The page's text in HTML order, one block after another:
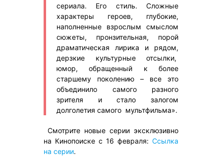
сериала. Его стиль. Сложные
характеры героев, глубокие,
наполненные взрослым смыслом
сюжеты, пронзительная, порой
драматическая лирика и рядом,
дерзкие культурные отсылки,
юмор, обращенный к более
старшему поколению – все это
объединило самого разного
зрителя и стало залогом
долголетия самого мультфильма».
Смотрите новые серии эксклюзивно
на Кинопоиске с 16 февраля: Ссылка
на серии.